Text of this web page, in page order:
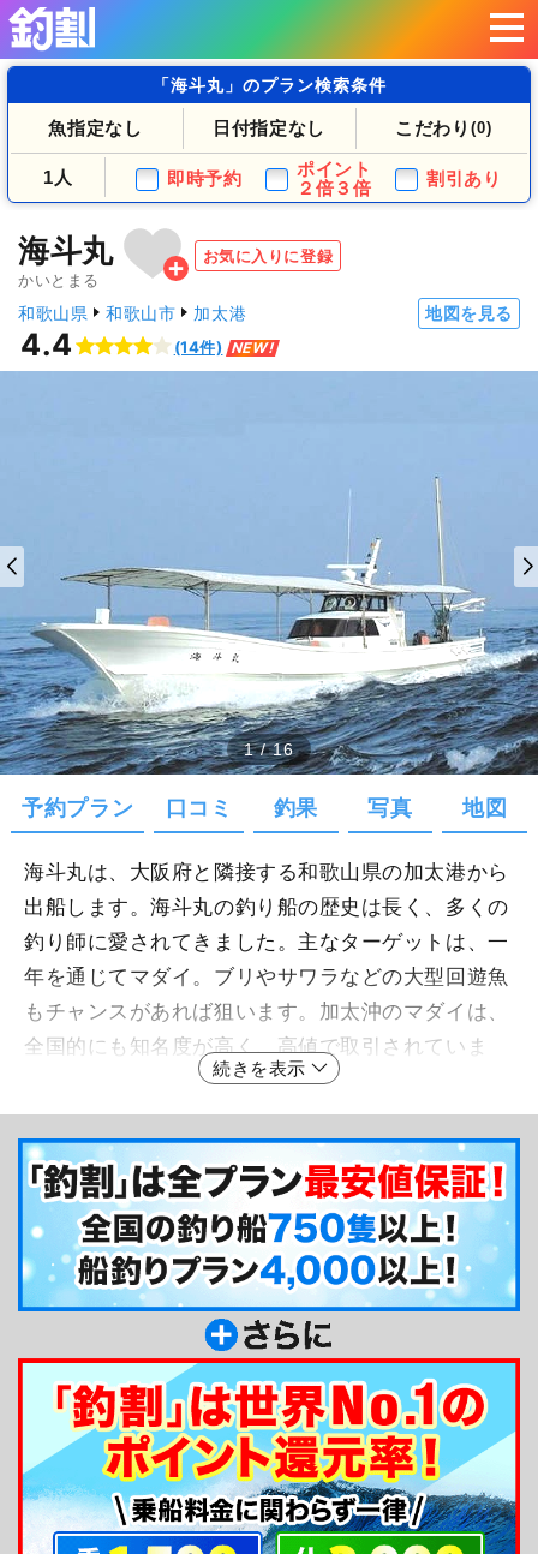
「海斗丸」のプラン検索条件
魚指定なし 日付指定なし こだわり (0)
1人 即時予約
ポイント
２倍３倍
割引あり
海斗丸
かいとまる
お気に入りに登録
和歌山県 和歌山市 加太港 地図を見る
4.4 (14件) NEW!
1/16
予約プラン 口コミ 釣果 写真 地図
海斗丸は、大阪府と隣接する和歌山県の加太港から
出船します。海斗丸の釣り船の歴史は長く、多くの
釣り師に愛されてきました。主なターゲットは、一
年を通じてマダイ。ブリやサワラなどの大型回遊魚
もチャンスがあれば狙います。加太沖のマダイは、
全国的にも知名度が高く、高値で取引されていま
す。そんなマダイをぜひたくさん釣り上げてご賞味
くださいね☆また釣り方や仕掛けは、マダイの性質
を知り尽くした海斗丸船長のアドバイスをしっかり
お聞きください！釣り初心者や女性も大歓迎でお待
ちしています♪
釣り船からのメッセージ
加太港の海斗丸です！通年、マダイや青物といっ
た大物釣りで出船しています。大物狙いといって
も、釣り場は港のすぐ目の前。実釣時間も長く取れ
ます。関西の中心からもアクセス良好な加太へ、ぜ
ひお越しください！宜しくお願いします！
続きを表示